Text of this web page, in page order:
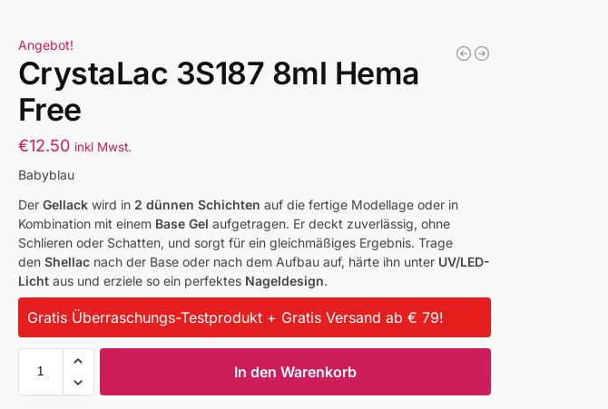
Angebot!
CrystaLac 3S187 8ml Hema
Free
€12.50 inkl Mwst.
Babyblau
Der Gellackwird in 2 dünnen Schichten auf die fertige Modellage oder in
Kombination mit einem Base Gel aufgetragen. Er deckt zuverlässig, ohne
Schlieren oder Schatten, und sorgt für ein gleichmäßiges Ergebnis. Trage
den Shellacnach der Base oder nach dem Aufbau auf, härte ihn unter UV/LED-
Lichtaus und erziele so ein perfektes Nageldesign.
Gratis Überraschungs-Testprodukt + Gratis Versand ab € 79!
In den Warenkorb